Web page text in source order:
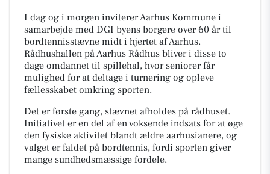
I dag og i morgen inviterer Aarhus Kommune i
samarbejde med DGI byens borgere over 60 år til
bordtennisstævne midt i hjertet af Aarhus.
Rådhushallen på Aarhus Rådhus bliver i disse to
dage omdannet til spillehal, hvor seniorer får
mulighed for at deltage i turnering og opleve
fællesskabet omkring sporten.
Det er første gang, stævnet afholdes på rådhuset.
Initiativet er en del af en voksende indsats for at øge
den fysiske aktivitet blandt ældre aarhusianere, og
valget er faldet på bordtennis, fordi sporten giver
mange sundhedsmæssige fordele.